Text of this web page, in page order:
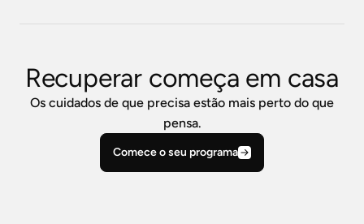
Recuperar começa em casa
Os cuidados de que precisa estão mais perto do que
pensa.
Comece o seu programa